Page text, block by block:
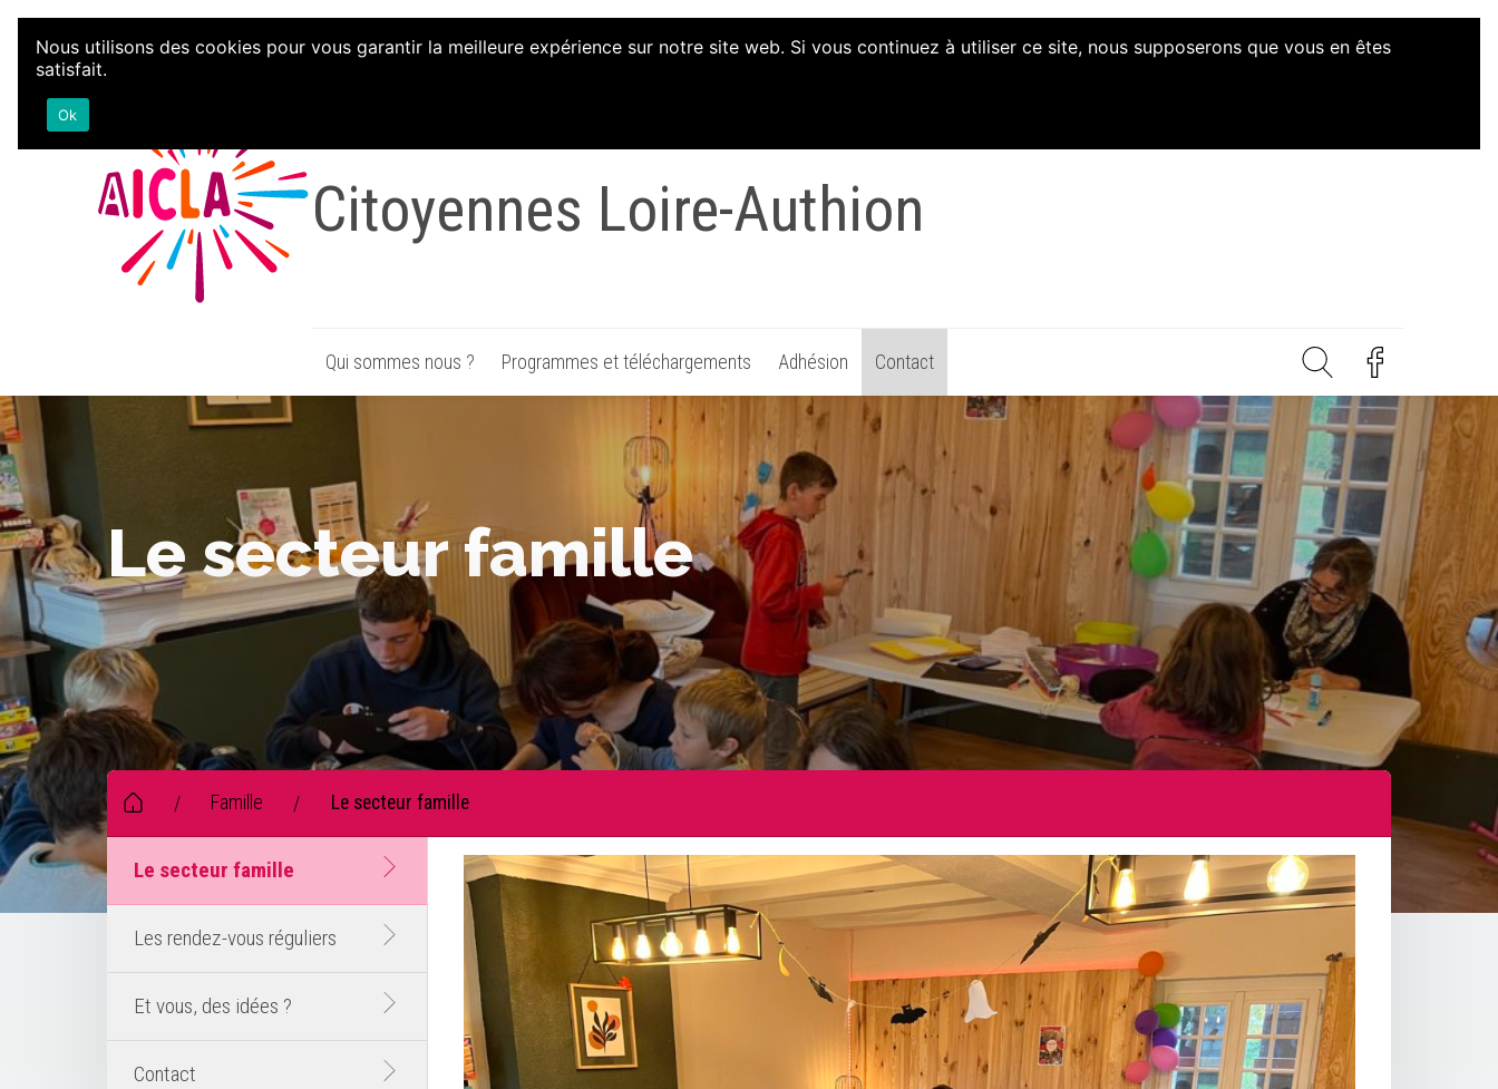
Aller au contenu
Citoyennes Loire-Authion
Qui sommes nous ? Programmes et téléchargements Adhésion Contact
Le secteur famille
/ Famille / Le secteur famille
Le secteur famille
Les rendez-vous réguliers
Et vous, des idées ?
Contact
Nous utilisons des cookies pour vous garantir la meilleure expérience sur notre site web. Si vous continuez à utiliser ce site, nous supposerons que vous en êtes
satisfait.
Ok